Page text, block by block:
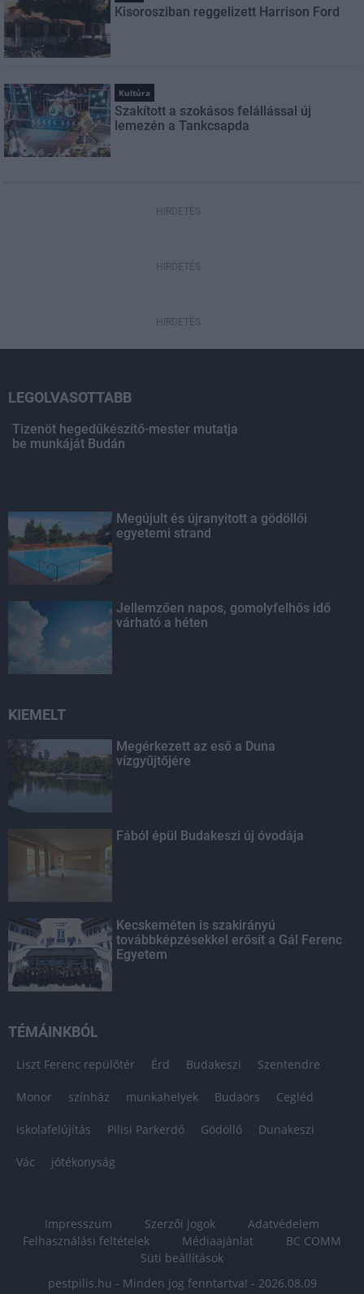
Kisorosziban reggelizett Harrison Ford
Kultúra
Szakított a szokásos felállással új
lemezén a Tankcsapda
HIRDETÉS
HIRDETÉS
HIRDETÉS
LEGOLVASOTTABB
Tizenöt hegedűkészítő-mester mutatja
be munkáját Budán
Megújult és újranyitott a gödöllői
egyetemi strand
Jellemzően napos, gomolyfelhős idő
várható a héten
KIEMELT
Megérkezett az eső a Duna
vízgyűjtőjére
Fából épül Budakeszi új óvodája
Kecskeméten is szakirányú
továbbképzésekkel erősít a Gál Ferenc
Egyetem
TÉMÁINKBÓL
Liszt Ferenc repülőtér Érd Budakeszi Szentendre
Monor színház munkahelyek Budaörs Cegléd
iskolafelújítás Pilisi Parkerdő Gödöllő Dunakeszi
Vác jótékonyság
Impresszum Szerzői jogok
Adatvédelem
Felhasználási feltételek
Médiaajánlat
BC COMM
Süti beállítások
pestpilis.hu - Minden jog fenntartva! - 2026.08.09